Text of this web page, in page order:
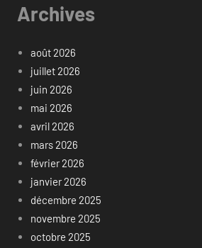
Archives
août 2026
juillet 2026
juin 2026
mai 2026
avril 2026
mars 2026
février 2026
janvier 2026
décembre 2025
novembre 2025
octobre 2025